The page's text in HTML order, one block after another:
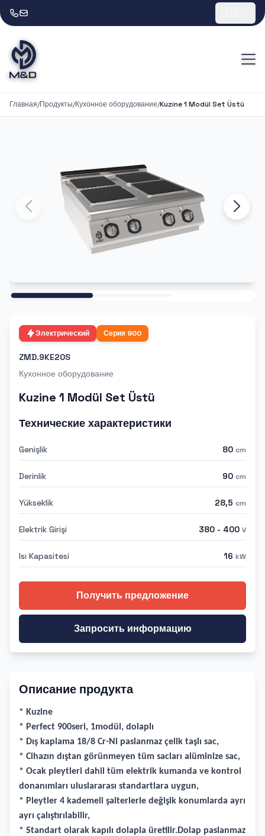
Главная/Продукты/Кухонное оборудование/Kuzine 1 Modül Set Üstü
Электрический Серия 900
ZMD.9KE20S
Кухонное оборудование
Kuzine 1 Modül Set Üstü
Технические характеристики
Genişlik 80 cm
Derinlik 90 cm
Yükseklik 28,5 cm
Elektrik Girişi 380 - 400 V
Isı Kapasitesi 16 kW
Получить предложение
Запросить информацию
Описание продукта
* Kuzine
* Perfect 900seri, 1modül, dolaplı
* Dış kaplama 18/8 Cr-Ni paslanmaz çelik taşlı sac,
* Cihazın dıştan görünmeyen tüm sacları alüminize sac,
* Ocak pleytleri dahil tüm elektrik kumanda ve kontrol
donanımları uluslararası standartlara uygun,
* Pleytler 4 kademeli şalterlerle değişik konumlarda ayrı
ayrı çalıştırılabilir,
* Standart olarak kapılı dolapla üretilir.Dolap paslanmaz